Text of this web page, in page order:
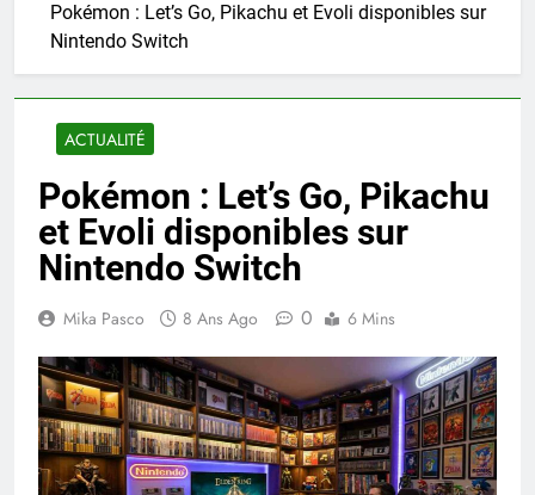
Pokémon : Let’s Go, Pikachu et Evoli disponibles sur
Nintendo Switch
ACTUALITÉ
Pokémon : Let’s Go, Pikachu
et Evoli disponibles sur
Nintendo Switch
Mika Pasco 8 Ans Ago 0 6 Mins